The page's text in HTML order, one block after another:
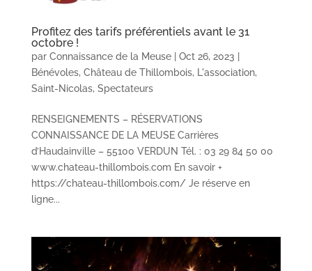
Profitez des tarifs préférentiels avant le 31
octobre !
par Connaissance de la Meuse| Oct 26, 2023 |
Bénévoles, Château de Thillombois, L'association,
Saint-Nicolas, Spectateurs
RENSEIGNEMENTS – RÉSERVATIONS
CONNAISSANCE DE LA MEUSE Carrières
d’Haudainville – 55100 VERDUN Tél. : 03 29 84 50 00
www.chateau-thillombois.com En savoir +
https://chateau-thillombois.com/ Je réserve en
ligne...